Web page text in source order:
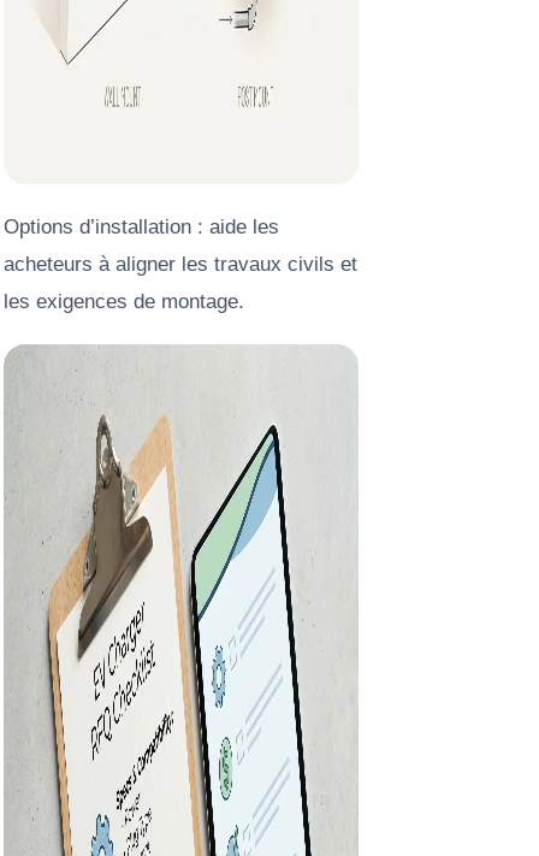
Options d’installation : aide les
acheteurs à aligner les travaux civils et
les exigences de montage.